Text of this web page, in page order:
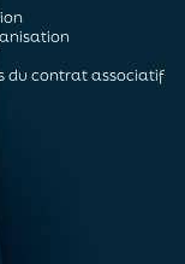
du contrat associatif